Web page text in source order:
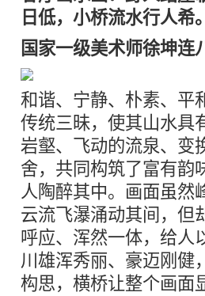
日低，小桥流水行人希。
国家一级美术师徐坤连
和谐、宁静、朴素、平
传统三昧，使其山水具
岩壑、飞动的流泉、变
舍，共同构筑了富有韵
人陶醉其中。画面虽然
云流飞瀑涌动其间，但
呼应、浑然一体，给人
川雄浑秀丽、豪迈刚健
构思，横桥让整个画面